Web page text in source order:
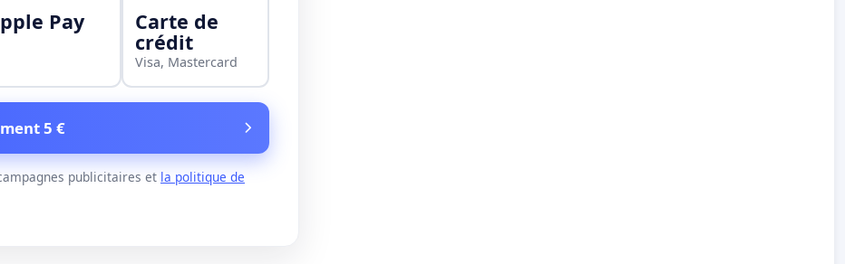
Pay Carte de
crédit
Visa, Mastercard
5 €
publicitaires et la politique de